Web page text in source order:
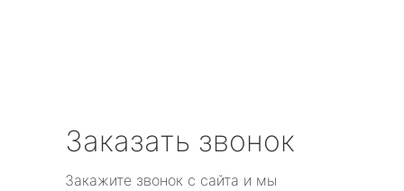
Заказать звонок
Закажите звонок с сайта и мы